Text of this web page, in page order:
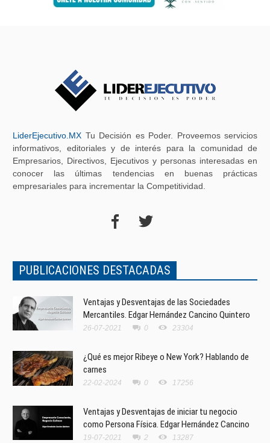
LiderEjecutivo.MX Tu Decisión es Poder. Proveemos servicios
informativos, editoriales y de interés para la comunidad de
Empresarios, Directivos, Ejecutivos y personas interesadas en
conocer las últimas tendencias en buenas prácticas
empresariales para incrementar la Competitividad.
PUBLICACIONES DESTACADAS
Ventajas y Desventajas de las Sociedades
Mercantiles. Edgar Hernández Cancino Quintero
26-07-2021 0 23304
¿Qué es mejor Ribeye o New York? Hablando de
carnes
22-02-2024 0 17256
Ventajas y Desventajas de iniciar tu negocio
como Persona Física. Edgar Hernández Cancino
19-07-2021 2 13287